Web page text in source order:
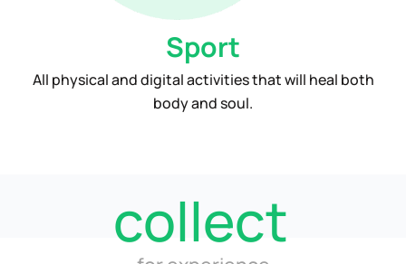
Sport
All physical and digital activities that will heal both
body and soul.
collect